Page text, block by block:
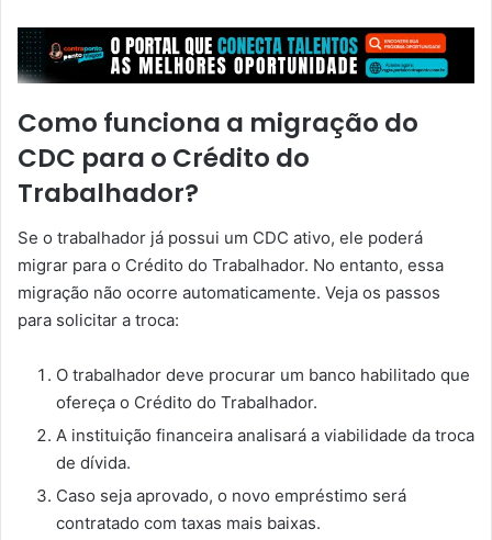
Como funciona a migração do
CDC para o Crédito do
Trabalhador?
Se o trabalhador já possui um CDC ativo, ele poderá
migrar para o Crédito do Trabalhador. No entanto, essa
migração não ocorre automaticamente. Veja os passos
para solicitar a troca:
O trabalhador deve procurar um banco habilitado que
ofereça o Crédito do Trabalhador.
A instituição financeira analisará a viabilidade da troca
de dívida.
Caso seja aprovado, o novo empréstimo será
contratado com taxas mais baixas.